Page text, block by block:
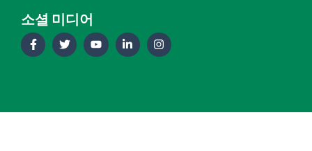
소셜 미디어